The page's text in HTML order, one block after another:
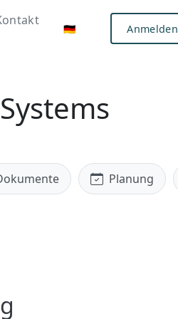
🇩🇪 Anmelden
Planung